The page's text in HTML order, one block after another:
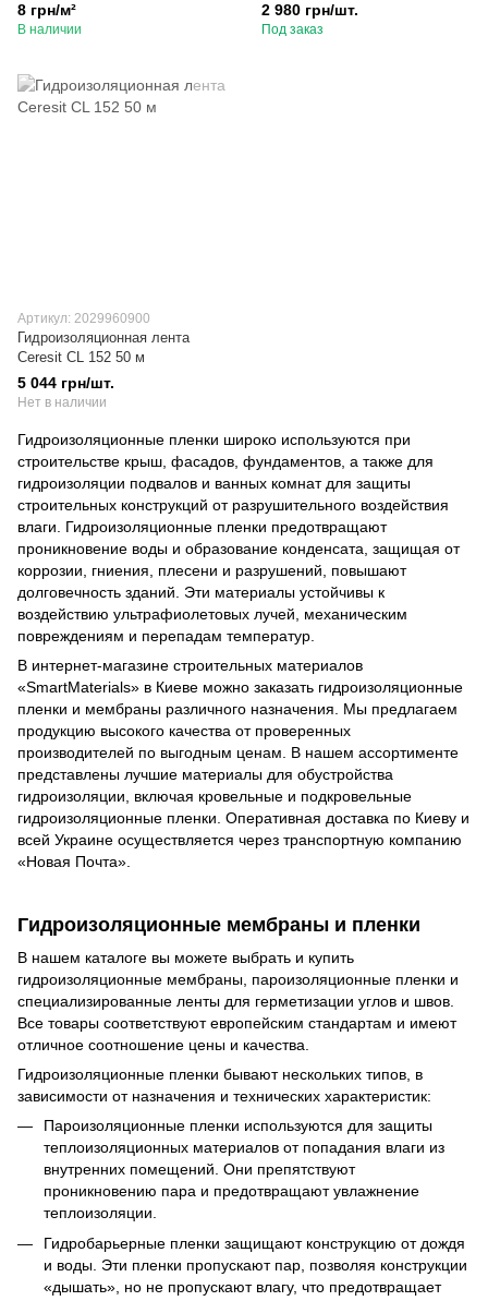
8 грн/м²
В наличии
2 980 грн/шт.
Под заказ
Артикул: 2029960900
Гидроизоляционная лента
Ceresit CL 152 50 м
5 044 грн/шт.
Нет в наличии
Гидроизоляционные пленки широко используются при
строительстве крыш, фасадов, фундаментов, а также для
гидроизоляции подвалов и ванных комнат для защиты
строительных конструкций от разрушительного воздействия
влаги. Гидроизоляционные пленки предотвращают
проникновение воды и образование конденсата, защищая от
коррозии, гниения, плесени и разрушений, повышают
долговечность зданий. Эти материалы устойчивы к
воздействию ультрафиолетовых лучей, механическим
повреждениям и перепадам температур.
В интернет-магазине строительных материалов
«SmartMaterials» в Киеве можно заказать гидроизоляционные
пленки и мембраны различного назначения. Мы предлагаем
продукцию высокого качества от проверенных
производителей по выгодным ценам. В нашем ассортименте
представлены лучшие материалы для обустройства
гидроизоляции, включая кровельные и подкровельные
гидроизоляционные пленки. Оперативная доставка по Киеву и
всей Украине осуществляется через транспортную компанию
«Новая Почта».
Гидроизоляционные мембраны и пленки
В нашем каталоге вы можете выбрать и купить
гидроизоляционные мембраны, пароизоляционные пленки и
специализированные ленты для герметизации углов и швов.
Все товары соответствуют европейским стандартам и имеют
отличное соотношение цены и качества.
Гидроизоляционные пленки бывают нескольких типов, в
зависимости от назначения и технических характеристик:
Пароизоляционные пленки используются для защиты
теплоизоляционных материалов от попадания влаги из
внутренних помещений. Они препятствуют
проникновению пара и предотвращают увлажнение
теплоизоляции.
Гидробарьерные пленки защищают конструкцию от дождя
и воды. Эти пленки пропускают пар, позволяя конструкции
«дышать», но не пропускают влагу, что предотвращает